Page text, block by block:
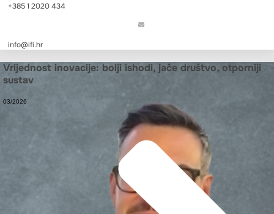
+385 1 2020 434
info@ifi.hr
Vrijednost inovacije: bolji ishodi, jače društvo, otporniji
sustav
03/2026